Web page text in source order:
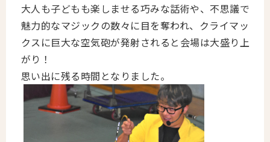
大人も子どもも楽しませる巧みな話術や、不思議で
魅力的なマジックの数々に目を奪われ、クライマッ
クスに巨大な空気砲が発射されると会場は大盛り上
がり！
思い出に残る時間となりました。